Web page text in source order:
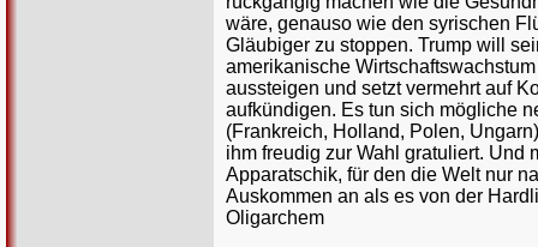
wäre, genauso wie den syrischen
Gläubiger zu stoppen. Trump will
amerikanische
aussteigen und setzt vermehrt auf
aufkündigen. Es tun sich mögliche
(Frankreich, Holland, Polen,
ihm freudig zur Wahl gratuliert. Und
Apparatschik, für den die Welt nur
Auskommen an als es von der
Oligarchem